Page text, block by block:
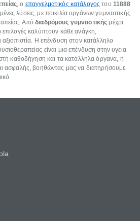
, ο επαγγελματικός κατάλογος του 11888
λύσεις, με ποικιλία οργάνων γυμναστικής
Απόδιαδρόμους γυμναστικής μέχρι
επιλογές καλύπτουν κάθε ανάγκη,
αξιοπιστία. Η επένδυση στον κατάλληλο
είναι μια επένδυση στην υγεία
καθοδήγηση και τα κατάλληλα όργανα, η
ασφαλής, βοηθώντας μας να διατηρήσουμε